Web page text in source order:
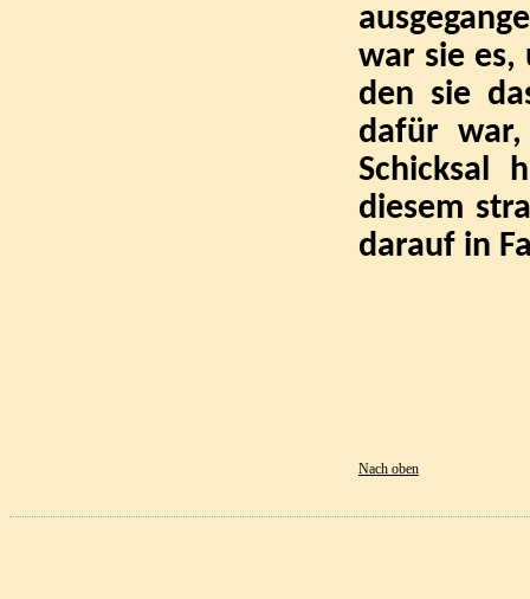
war sie es,
den sie
dafür
Schicksal
diesem
darauf in
Nach oben